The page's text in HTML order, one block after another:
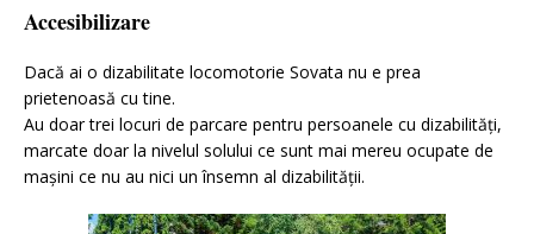
Accesibilizare
Dacă ai o dizabilitate locomotorie Sovata nu e prea
prietenoasă cu tine.
Au doar trei locuri de parcare pentru persoanele cu dizabilități,
marcate doar la nivelul solului ce sunt mai mereu ocupate de
mașini ce nu au nici un însemn al dizabilității.